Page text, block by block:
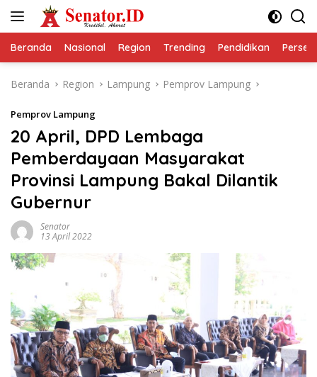
Beranda Nasional Region Trending Pendidikan
Beranda Region Lampung Pemprov Lampung
Pemprov Lampung
20 April, DPD Lembaga
Pemberdayaan Masyarakat
Provinsi Lampung Bakal Dilantik
Gubernur
Senator
13 April 2022